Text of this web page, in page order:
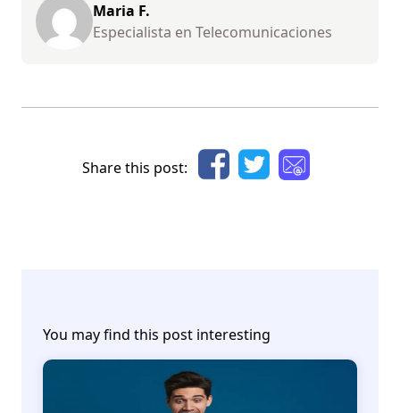
Maria F.
Especialista en Telecomunicaciones
Share this post:
You may find this post interesting